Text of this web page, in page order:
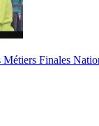
Métiers Finales